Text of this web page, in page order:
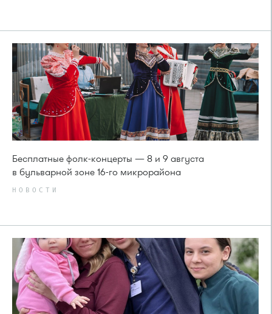
Бесплатные фолк-концерты — 8 и 9 августа
в бульварной зоне 16-го микрорайона
НОВОСТИ